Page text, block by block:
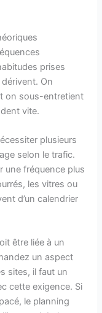
prises
On
on sous-entretient
vite.
plusieurs
selon le trafic.
une fréquence plus
les vitres ou
d’un calendrier
être liée à un
un aspect
sites, il faut un
cette exigence. Si
le planning